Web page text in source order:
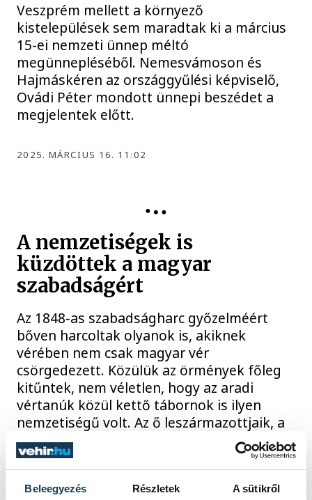
Beleegyezés Részletek A sütikről
Veszprém mellett a környező
kistelepülések sem maradtak ki a március
15-ei nemzeti ünnep méltó
megünnepléséből. Nemesvámoson és
Hajmáskéren az országgyűlési képviselő,
Ovádi Péter mondott ünnepi beszédet a
megjelentek előtt.
2025. MÁRCIUS 16. 11:02
A nemzetiségek is
küzdöttek a magyar
szabadságért
Az 1848-as szabadságharc győzelméért
bőven harcoltak olyanok is, akiknek
vérében nem csak magyar vér
csörgedezett. Közülük az örmények főleg
kitűntek, nem véletlen, hogy az aradi
vértanúk közül kettő tábornok is ilyen
nemzetiségű volt. Az ő leszármazottjaik, a
ma Veszprémben élő örmény
nemzetiségűek kiegészülve a lengyel
társaikkal szerveztek péntek délután
ünnepi megemlékezést a Török Ignác utcai